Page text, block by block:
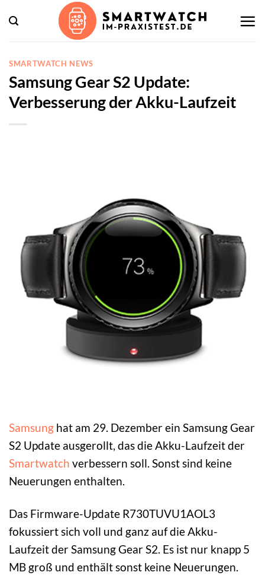
Inhalt
springen
SMARTWATCH NEWS
Samsung Gear S2 Update:
Verbesserung der Akku-Laufzeit
Samsung hat am 29. Dezember ein Samsung Gear
S2 Update ausgerollt, das die Akku-Laufzeit der
Smartwatch verbessern soll. Sonst sind keine
Neuerungen enthalten.
Das Firmware-Update R730TUVU1AOL3
fokussiert sich voll und ganz auf die Akku-
Laufzeit der Samsung Gear S2. Es ist nur knapp 5
MB groß und enthält sonst keine Neuerungen.